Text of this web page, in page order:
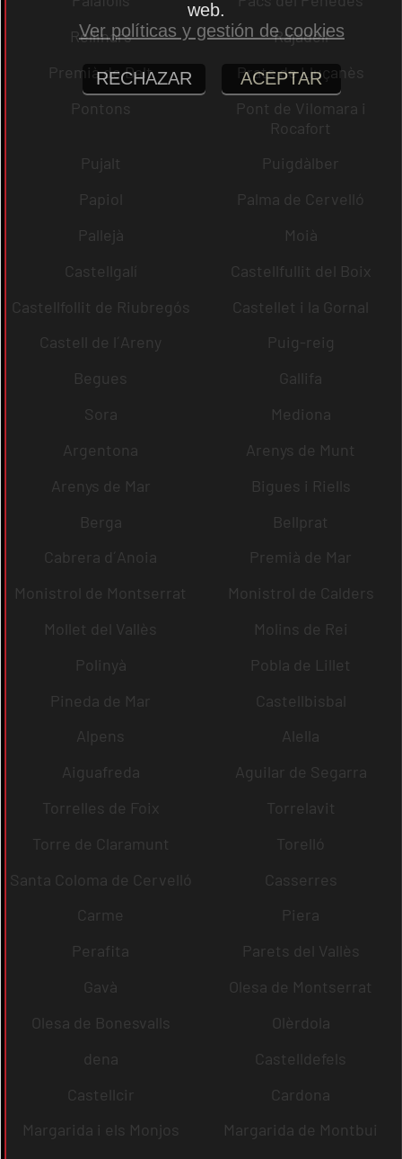
Rellinars
Rajadell
Premià de Dalt
Prats de Lluçanès
Pontons
Pont de Vilomara i
Rocafort
Pujalt
Puigdàlber
Papiol
Palma de Cervelló
Pallejà
Moià
Castellgalí
Castellfullit del Boix
Castellfollit de Riubregós
Castellet i la Gornal
Castell de l´Areny
Puig-reig
Begues
Gallifa
Sora
Mediona
Argentona
Arenys de Munt
Arenys de Mar
Bigues i Riells
Berga
Bellprat
Cabrera d´Anoia
Premià de Mar
Monistrol de Montserrat
Monistrol de Calders
Mollet del Vallès
Molins de Rei
Polinyà
Pobla de Lillet
Pineda de Mar
Castellbisbal
Alpens
Alella
Aiguafreda
Aguilar de Segarra
Torrelles de Foix
Torrelavit
Torre de Claramunt
Torelló
Santa Coloma de Cervelló
Casserres
Carme
Piera
Perafita
Parets del Vallès
Gavà
Olesa de Montserrat
Olesa de Bonesvalls
Olèrdola
dena
Castelldefels
Castellcir
Cardona
Margarida i els Monjos
Margarida de Montbui
web.
Ver políticas y gestión de cookies
RECHAZAR ACEPTAR